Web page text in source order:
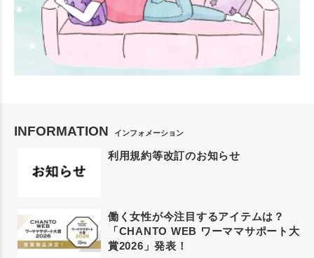
INFORMATION インフォメーション
利用規約等改訂のお知らせ
働く女性が今注目するアイテムは？
「CHANTO WEB ワーママサポート大
賞2026」発表！